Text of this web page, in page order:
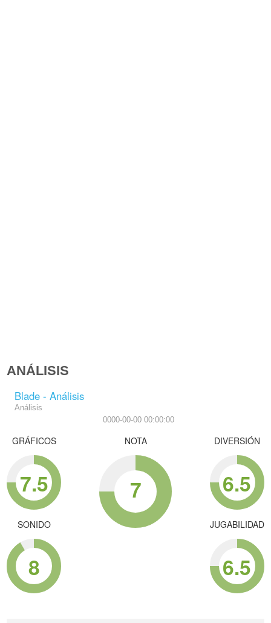
ANÁLISIS
Blade - Análisis
Análisis
0000-00-00 00:00:00
GRÁFICOS
7.5
SONIDO
8
NOTA
7
DIVERSIÓN
6.5
JUGABILIDAD
6.5